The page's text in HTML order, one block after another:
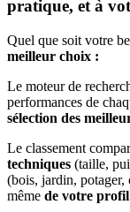
pratique, et à
Quel que soit votre
meilleur choix :
Le moteur de
performances de
sélection des
Le classement
techniques (taille,
(bois, jardin,
même de votre profil